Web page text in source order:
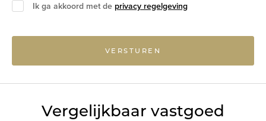
Ik ga akkoord met de privacy regelgeving
VERSTUREN
Vergelijkbaar vastgoed